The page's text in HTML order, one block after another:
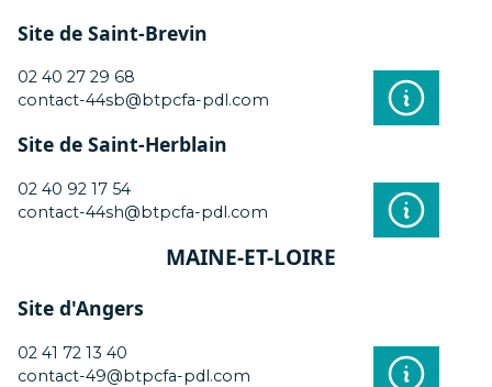
Site de Saint-Brevin
02 40 27 29 68
contact-44sb@btpcfa-pdl.com
Site de Saint-Herblain
02 40 92 17 54
contact-44sh@btpcfa-pdl.com
MAINE-ET-LOIRE
Site d'Angers
02 41 72 13 40
contact-49@btpcfa-pdl.com